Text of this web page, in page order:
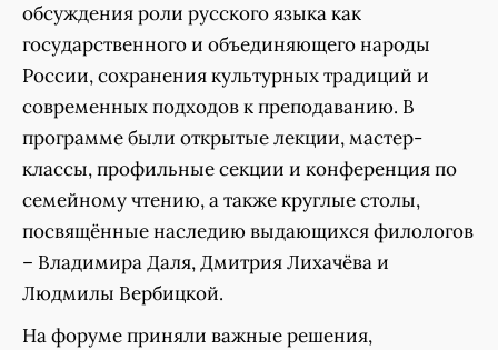
обсуждения роли русского языка как
государственного и объединяющего народы
России, сохранения культурных традиций и
современных подходов к преподаванию. В
программе были открытые лекции, мастер-
классы, профильные секции и конференция по
семейному чтению, а также круглые столы,
посвящённые наследию выдающихся филологов
– Владимира Даля, Дмитрия Лихачёва и
Людмилы Вербицкой.
На форуме приняли важные решения,